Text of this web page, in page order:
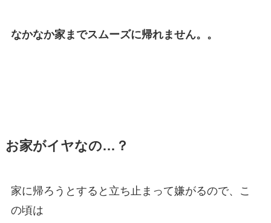
なかなか家までスムーズに帰れません。。
お家がイヤなの…？
家に帰ろうとすると立ち止まって嫌がるので、こ
の頃は